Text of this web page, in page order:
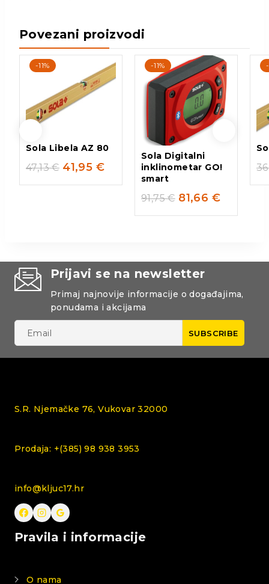
Povezani proizvodi
-11%
Sola Libela AZ 80
47,13€ 41,95 €
-11%
Sola Digitalni
inklinometar GO!
smart
91,75€ 81,66 €
Prijavi se na newsletter
Primaj najnovije informacije o događajima,
ponudama i akcijama
S.R. Njemačke 76, Vukovar 32000
Prodaja: +(385) 98 938 3953
info@kljuc17.hr
Pravila i informacije
O nama